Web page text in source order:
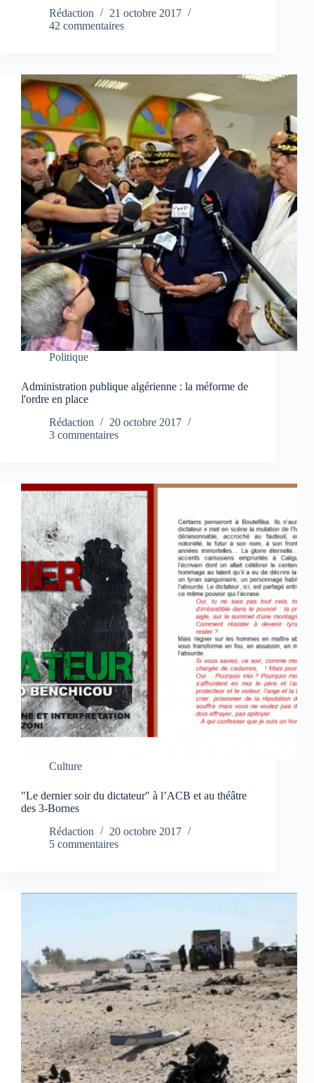
Rédaction
21 octobre 2017
42 commentaires
Politique
Administration publique algérienne : la méforme de
l'ordre en place
Rédaction
20 octobre 2017
3 commentaires
Culture
"Le dernier soir du dictateur" à l’ACB et au théâtre
des 3-Bornes
Rédaction
20 octobre 2017
5 commentaires